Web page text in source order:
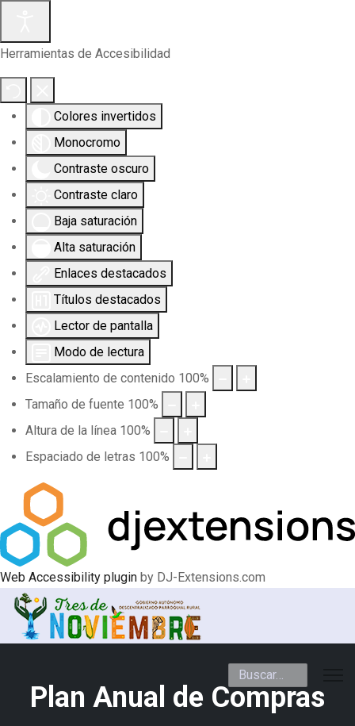
Herramientas de Accesibilidad
Colores invertidos
Monocromo
Contraste oscuro
Contraste claro
Baja saturación
Alta saturación
Enlaces destacados
Títulos destacados
Lector de pantalla
Modo de lectura
Escalamiento de contenido 100%
Tamaño de fuente 100%
Altura de la línea 100%
Espaciado de letras 100%
Web Accessibility plugin by DJ-Extensions.com
Buscar
Plan Anual de Compras